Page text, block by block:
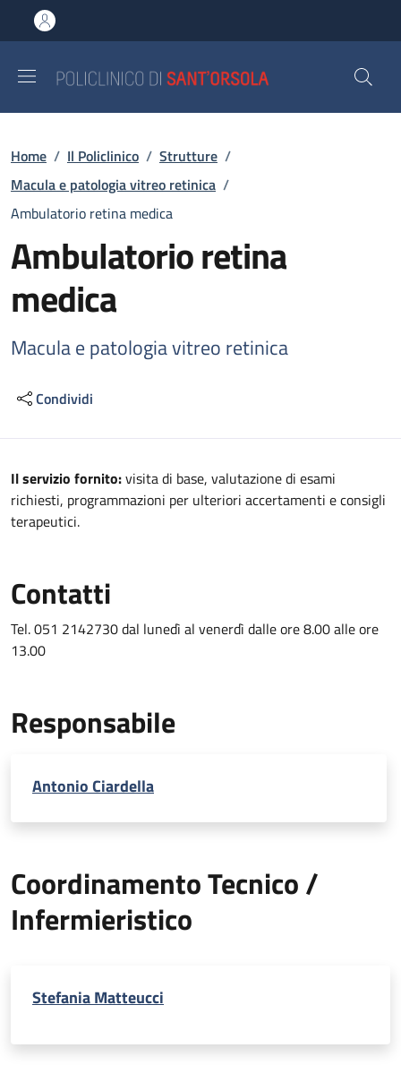
al contenuto principale
to footer content
Briciole di pane
Home / Il Policlinico / Strutture /
Macula e patologia vitreo retinica /
Ambulatorio retina medica
Ambulatorio retina
medica
Macula e patologia vitreo retinica
Condividi
Descrizione
Il servizio fornito:visita di base, valutazione di esami
richiesti, programmazioni per ulteriori accertamenti e consigli
terapeutici.
Contatti
Tel. 051 2142730 dal lunedì al venerdì dalle ore 8.00 alle ore
13.00
Responsabile
Antonio Ciardella
Coordinamento Tecnico /
Infermieristico
Stefania Matteucci